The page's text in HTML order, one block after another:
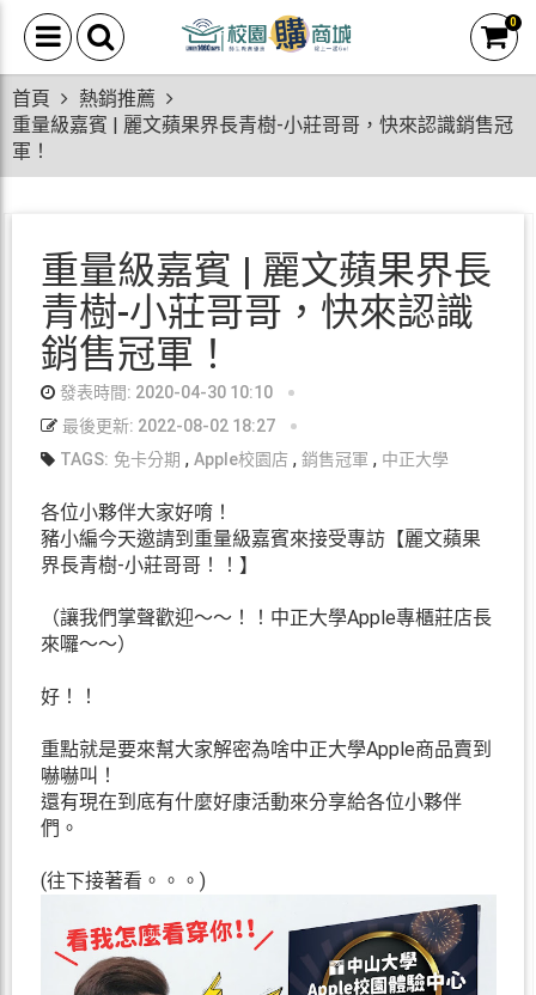
0
首頁
熱銷推薦
重量級嘉賓 | 麗文蘋果界長青樹-小莊哥哥，快來認識銷售冠
軍！
重量級嘉賓 | 麗文蘋果界長
青樹-小莊哥哥，快來認識
銷售冠軍！
發表時間: 2020-04-30 10:10
最後更新: 2022-08-02 18:27
TAGS: 免卡分期 , Apple校園店 , 銷售冠軍 , 中正大學
各位小夥伴大家好唷！
豬小編今天邀請到重量級嘉賓來接受專訪【麗文蘋果
界長青樹-小莊哥哥！！】
（讓我們掌聲歡迎～～！！中正大學Apple專櫃莊店長
來囉～～）
好！！
重點就是要來幫大家解密為啥中正大學Apple商品賣到
嚇嚇叫！
還有現在到底有什麼好康活動來分享給各位小夥伴
們。
(往下接著看。。。)